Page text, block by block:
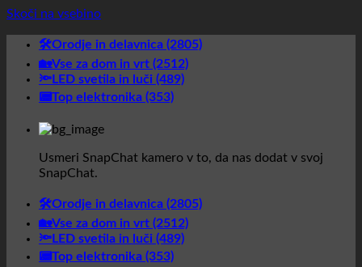
Skoči na vsebino
🛠️Orodje in delavnica (2805)
🏡Vse za dom in vrt (2512)
🔦LED svetila in luči (489)
📟Top elektronika (353)
Usmeri SnapChat kamero v to, da nas dodat v svoj
SnapChat.
🛠️Orodje in delavnica (2805)
🏡Vse za dom in vrt (2512)
🔦LED svetila in luči (489)
📟Top elektronika (353)